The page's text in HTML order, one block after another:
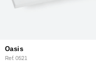
Oasis
Ref. 0521